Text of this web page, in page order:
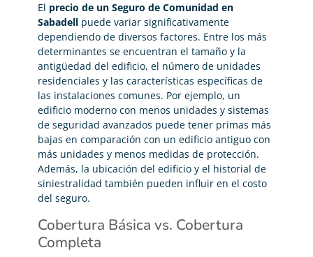
El precio de un Seguro de Comunidad en
Sabadell puede variar significativamente
dependiendo de diversos factores. Entre los más
determinantes se encuentran el tamaño y la
antigüedad del edificio, el número de unidades
residenciales y las características específicas de
las instalaciones comunes. Por ejemplo, un
edificio moderno con menos unidades y sistemas
de seguridad avanzados puede tener primas más
bajas en comparación con un edificio antiguo con
más unidades y menos medidas de protección.
Además, la ubicación del edificio y el historial de
siniestralidad también pueden influir en el costo
del seguro.
Cobertura Básica vs. Cobertura
Completa